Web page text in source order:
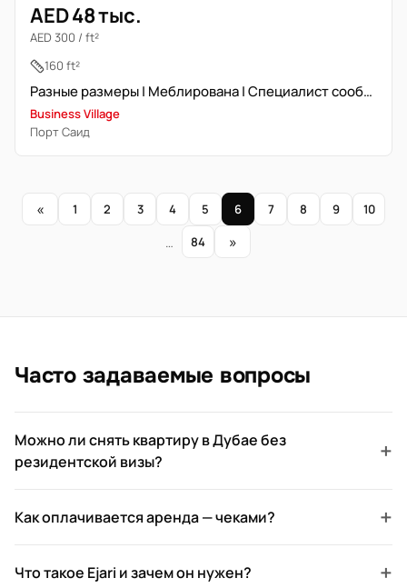
AED 48 тыс.
AED 300 / ft²
160 ft²
Разные размеры | Меблирована | Специалист сообщества
Business Village
Порт Саид
« 1 2 3 4 5 6 7 8 9 10
… 84 »
Часто задаваемые вопросы
Можно ли снять квартиру в Дубае без
резидентской визы?
+
Как оплачивается аренда — чеками? +
Что такое Ejari и зачем он нужен? +